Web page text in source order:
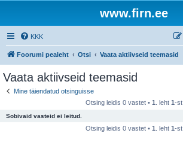
www.firn.ee
KKK
Foorumi pealeht Otsi Vaata aktiivseid teemasid
Vaata aktiivseid teemasid
Mine täiendatud otsinguisse
Otsing leidis 0 vastet • 1 . leht 1-st
Sobivaid vasteid ei leitud.
Otsing leidis 0 vastet • 1 . leht 1-st